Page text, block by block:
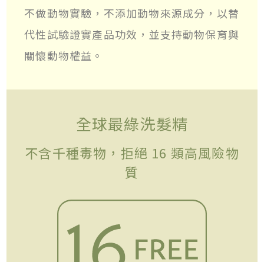
不做動物實驗，不添加動物來源成分，以替
代性試驗證實產品功效，並支持動物保育與
關懷動物權益。
全球最綠洗髮精
不含千種毒物，拒絕 16 類高風險物
質